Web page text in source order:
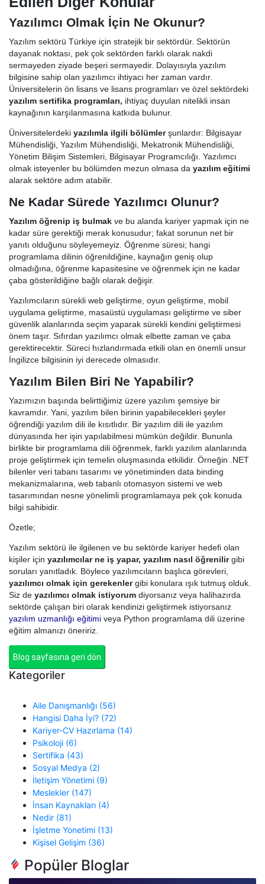
Yazılımcı Olmak İçin Ne Okunur?
Yazılım sektörü Türkiye için stratejik bir sektördür. Sektörün
dayanak noktası, pek çok sektörden farklı olarak nakdi
sermayeden ziyade beşeri sermayedir. Dolayısıyla yazılım
bilgisine sahip olan yazılımcı ihtiyacı her zaman vardır.
Üniversitelerin ön lisans ve lisans programları ve özel sektördeki
yazılım sertifika programları, ihtiyaç duyulan nitelikli insan
kaynağının karşılanmasına katkıda bulunur.
Üniversitelerdeki yazılımla ilgili bölümlerşunlardır: Bilgisayar
Mühendisliği, Yazılım Mühendisliği, Mekatronik Mühendisliği,
Yönetim Bilişim Sistemleri, Bilgisayar Programcılığı. Yazılımcı
olmak isteyenler bu bölümden mezun olmasa da yazılım eğitimi
alarak sektöre adım atabilir.
Ne Kadar Sürede Yazılımcı Olunur?
Yazılım öğrenip iş bulmak ve bu alanda kariyer yapmak için ne
kadar süre gerektiği merak konusudur; fakat sorunun net bir
yanıtı olduğunu söyleyemeyiz. Öğrenme süresi; hangi
programlama dilinin öğrenildiğine, kaynağın geniş olup
olmadığına, öğrenme kapasitesine ve öğrenmek için ne kadar
çaba gösterildiğine bağlı olarak değişir.
Yazılımcıların sürekli web geliştirme, oyun geliştirme, mobil
uygulama geliştirme, masaüstü uygulaması geliştirme ve siber
güvenlik alanlarında seçim yaparak sürekli kendini geliştirmesi
önem taşır. Sıfırdan yazılımcı olmak elbette zaman ve çaba
gerektirecektir. Süreci hızlandırmada etkili olan en önemli unsur
İngilizce bilgisinin iyi derecede olmasıdır.
Yazılım Bilen Biri Ne Yapabilir?
Yazımızın başında belirttiğimiz üzere yazılım şemsiye bir
kavramdır. Yani, yazılım bilen birinin yapabilecekleri şeyler
öğrendiği yazılım dili ile kısıtlıdır. Bir yazılım dili ile yazılım
dünyasında her işin yapılabilmesi mümkün değildir. Bununla
birlikte bir programlama dili öğrenmek, farklı yazılım alanlarında
proje geliştirmek için temelin oluşmasında etkilidir. Örneğin .NET
bilenler veri tabanı tasarımı ve yönetiminden data binding
mekanizmalarına, web tabanlı otomasyon sistemi ve web
tasarımından nesne yönelimli programlamaya pek çok konuda
bilgi sahibidir.
Özetle;
Yazılım sektörü ile ilgilenen ve bu sektörde kariyer hedefi olan
kişiler için yazılımcılar ne iş yapar, yazılım nasıl öğrenilirgibi
soruları yanıtladık. Böylece yazılımcıların başlıca görevleri,
yazılımcı olmak için gerekenlergibi konulara ışık tutmuş olduk.
Siz de yazılımcı olmak istiyorum diyorsanız veya halihazırda
sektörde çalışan biri olarak kendinizi geliştirmek istiyorsanız
yazılım uzmanlığı eğitimi veya Python programlama dili üzerine
eğitim almanızı öneririz.
Blog sayfasına geri dön
Kategoriler
Aile Danışmanlığı (56)
Hangisi Daha İyi? (72)
Kariyer-CV Hazırlama (14)
Psikoloji (6)
Sertifika (43)
Sosyal Medya (2)
İletişim Yönetimi (9)
Meslekler (147)
İnsan Kaynakları (4)
Nedir (81)
İşletme Yonetimi (13)
Kişisel Gelişim (36)
Popüler Bloglar